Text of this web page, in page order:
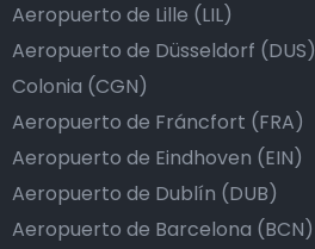
Aeropuerto de Lille (LIL)
Aeropuerto de Düsseldorf (DUS)
Colonia (CGN)
Aeropuerto de Fráncfort (FRA)
Aeropuerto de Eindhoven (EIN)
Aeropuerto de Dublín (DUB)
Aeropuerto de Barcelona (BCN)